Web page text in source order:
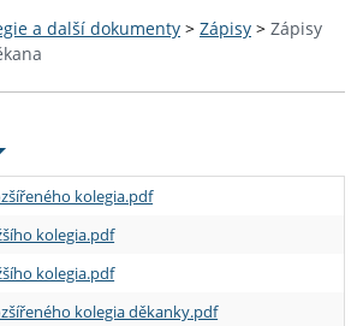
a další dokumenty > Zápisy > Zápisy
kolegia.pdf
kolegia.pdf
kolegia.pdf
kolegia děkanky.pdf